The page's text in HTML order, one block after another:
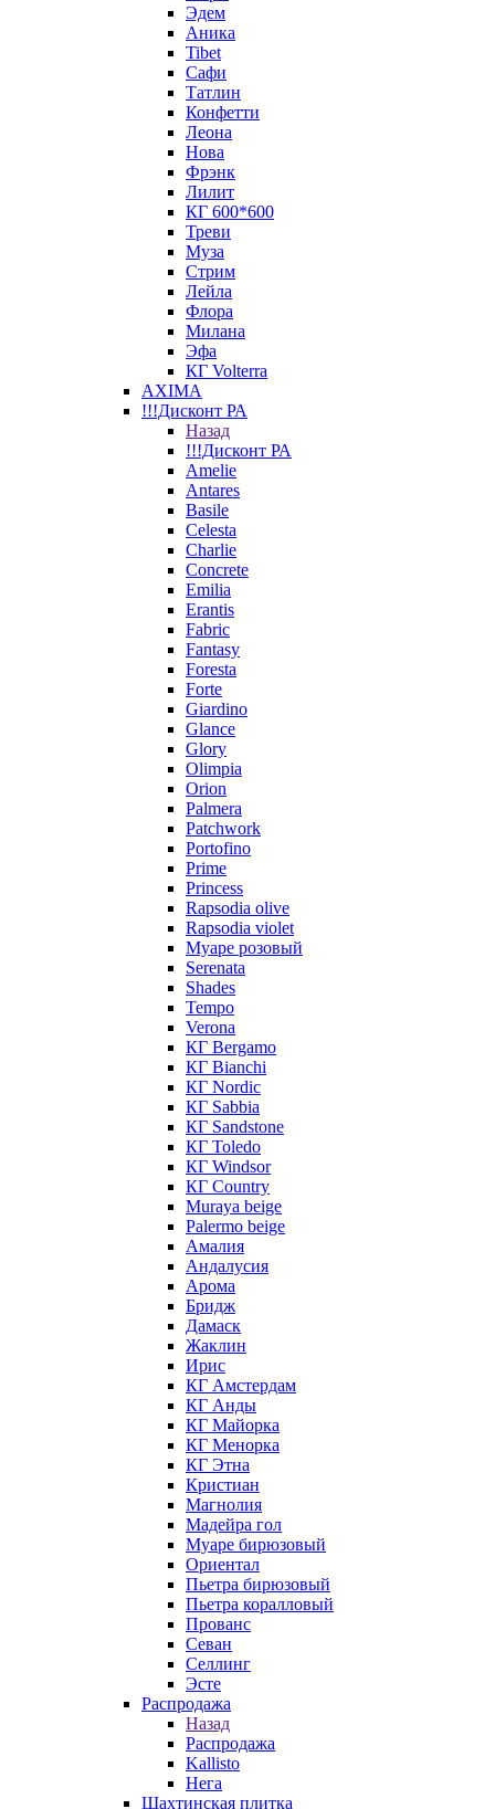
Эдем
Аника
Tibet
Сафи
Татлин
Конфетти
Леона
Нова
Фрэнк
Лилит
КГ 600*600
Треви
Муза
Стрим
Лейла
Флора
Милана
Эфа
КГ Volterra
AXIMA
!!!Дисконт РА
Назад
!!!Дисконт РА
Amelie
Antares
Basile
Celesta
Charlie
Concrete
Emilia
Erantis
Fabric
Fantasy
Foresta
Forte
Giardino
Glance
Glory
Olimpia
Orion
Palmera
Patchwork
Portofino
Prime
Princess
Rapsodia olive
Rapsodia violet
Муаре розовый
Serenata
Shades
Tempo
Verona
КГ Bergamo
КГ Bianchi
КГ Nordic
КГ Sabbia
КГ Sandstone
КГ Toledo
КГ Windsor
КГ Сountry
Muraya beige
Palermo beige
Амалия
Андалусия
Арома
Бридж
Дамаск
Жаклин
Ирис
КГ Амстердам
КГ Анды
КГ Майорка
КГ Менорка
КГ Этна
Кристиан
Магнолия
Мадейра гол
Муаре бирюзовый
Ориентал
Пьетра бирюзовый
Пьетра коралловый
Прованс
Севан
Селлинг
Эсте
Распродажа
Назад
Распродажа
Kallisto
Нега
Шахтинская плитка